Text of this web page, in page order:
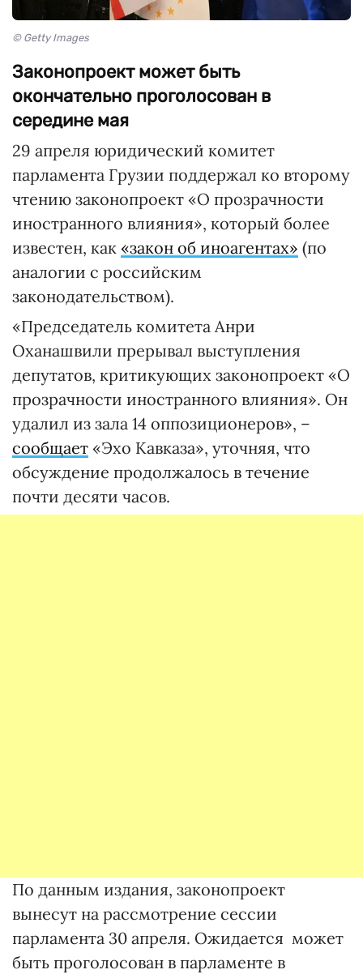
© Getty Images
Законопроект может быть
окончательно проголосован в
середине мая
29 апреля юридический комитет
парламента Грузии поддержал ко второму
чтению законопроект «О прозрачности
иностранного влияния», который более
известен, как «закон об иноагентах» (по
аналогии с российским
законодательством).
«Председатель комитета Анри
Оханашвили прерывал выступления
депутатов, критикующих законопроект «О
прозрачности иностранного влияния». Он
удалил из зала 14 оппозиционеров», –
сообщает «Эхо Кавказа», уточняя, что
обсуждение продолжалось в течение
почти десяти часов.
По данным издания, законопроект
вынесут на рассмотрение сессии
парламента 30 апреля. Ожидается может
быть проголосован в парламенте в